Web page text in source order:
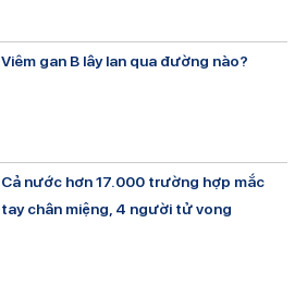
Viêm gan B lây lan qua đường nào?
Cả nước hơn 17.000 trường hợp mắc
tay chân miệng, 4 người tử vong